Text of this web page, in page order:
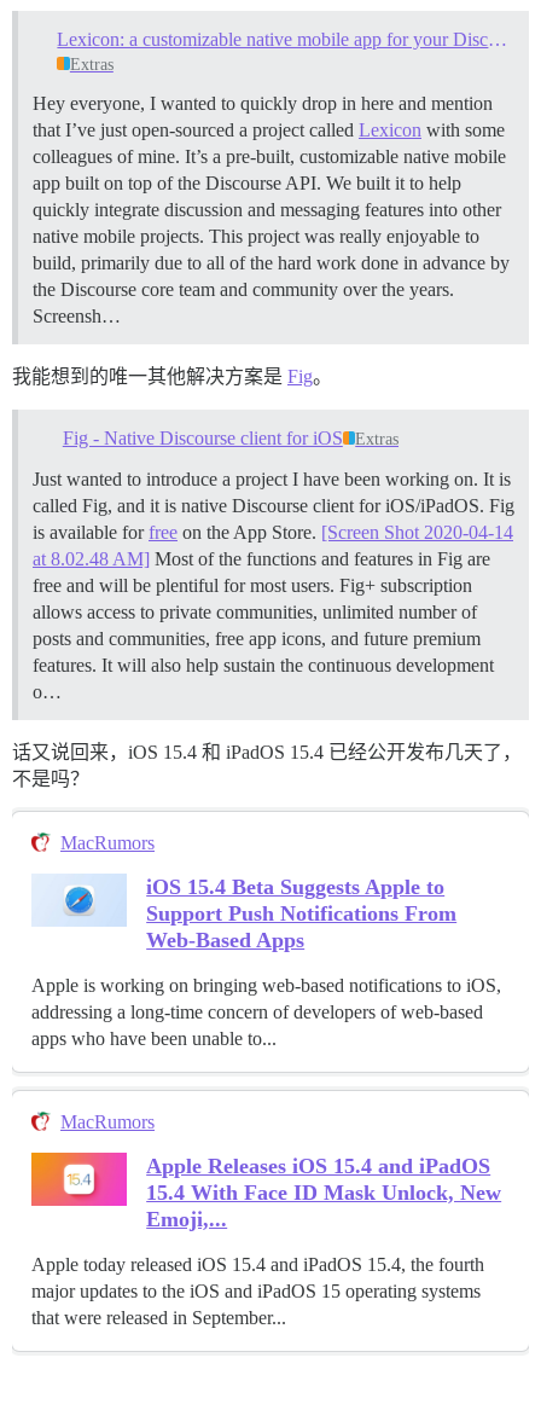
Lexicon: a customizable native mobile app for your Discourse site
Extras
Hey everyone, I wanted to quickly drop in here and mention
that I’ve just open-sourced a project called Lexicon with some
colleagues of mine. It’s a pre-built, customizable native mobile
app built on top of the Discourse API. We built it to help
quickly integrate discussion and messaging features into other
native mobile projects. This project was really enjoyable to
build, primarily due to all of the hard work done in advance by
the Discourse core team and community over the years.
Screensh…
我能想到的唯一其他解决方案是 Fig。
Fig - Native Discourse client for iOS Extras
Just wanted to introduce a project I have been working on. It is
called Fig, and it is native Discourse client for iOS/iPadOS. Fig
is available forfree on the App Store. [Screen Shot 2020-04-14
at 8.02.48 AM] Most of the functions and features in Fig are
free and will be plentiful for most users. Fig+ subscription
allows access to private communities, unlimited number of
posts and communities, free app icons, and future premium
features. It will also help sustain the continuous development
o…
话又说回来，iOS 15.4 和 iPadOS 15.4 已经公开发布几天了，
不是吗？
MacRumors
iOS 15.4 Beta Suggests Apple to
Support Push Notifications From
Web-Based Apps
Apple is working on bringing web-based notifications to iOS,
addressing a long-time concern of developers of web-based
apps who have been unable to...
MacRumors
Apple Releases iOS 15.4 and iPadOS
15.4 With Face ID Mask Unlock, New
Emoji,...
Apple today released iOS 15.4 and iPadOS 15.4, the fourth
major updates to the iOS and iPadOS 15 operating systems
that were released in September...